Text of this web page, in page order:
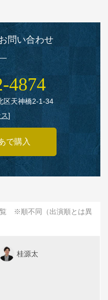
問い合わせ
区天神橋2‑1‑34
]
で購入
覧 ※順不同（出演順とは異
桂源太